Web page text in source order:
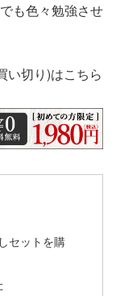
も色々勉強させ
い切り)はこちら
セットを購